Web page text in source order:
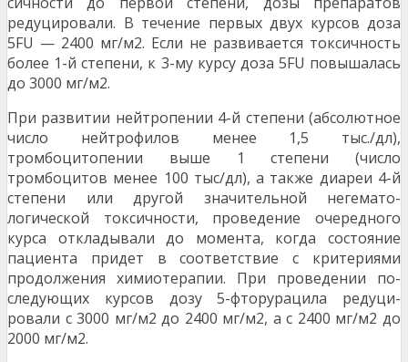
редуцировали. В течение первых двух курсов до­за
5FU — 2400 мг/м2. Если не развивается ток­сичность
более 1-й степени, к 3-му курсу доза 5FU повышалась
до 3000 мг/м2.
При развитии нейтропении 4-й степени (абсолютное
число нейтрофилов менее 1,5 тыс./дл),
тромбоцитопении выше 1 степени (число
тромбоцитов менее 100 тыс/дл), а также диареи 4-й
степени или другой значительной негемато­
логической токсичности, проведение очередного
курса откладывали до момента, когда состояние
пациента придет в соответствие с критериями
продолжения химиотерапии. При проведении по­
следующих курсов дозу 5-фторурацила редуци­
ровали с 3000 мг/м2 до 2400 мг/м2, а с 2400 мг/м2 до
2000 мг/м2.